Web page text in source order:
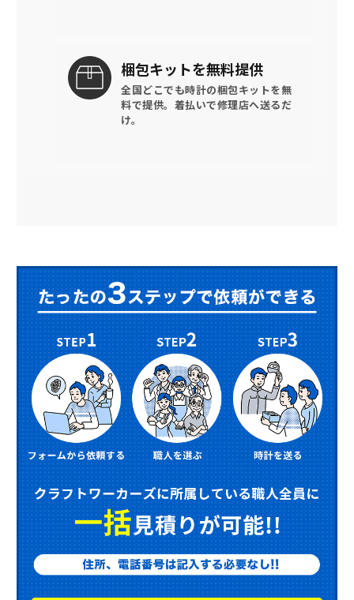
梱包キットを無料提供
全国どこでも時計の梱包キットを無
料で提供。 着払いで修理店へ送るだ
け。